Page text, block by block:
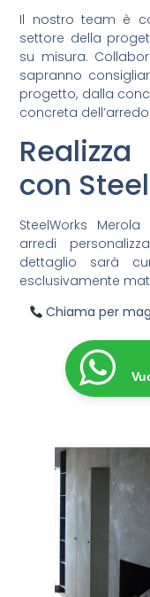
Il nostro team è
settore della
su misura.
sapranno
progetto, dalla
concreta dell’arredo.
con
SteelWorks
arredi
dettaglio sarà
esclusivamente
Chiama per